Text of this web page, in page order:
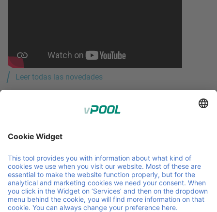
Leer todas las novedades
Member of Faber Group
Enlaces y documentos útiles